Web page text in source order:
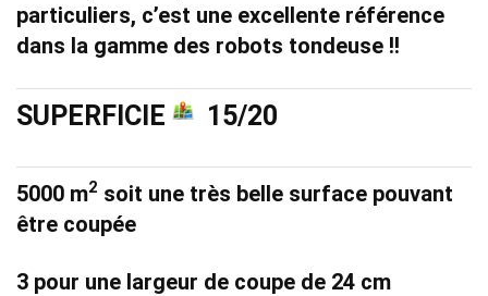
particuliers, c’est une excellente référence
dans la gamme des robots tondeuse !!
SUPERFICIE 15/20
5000 m2 soit une très belle surface pouvant
être coupée
3 pour une largeur de coupe de 24 cm